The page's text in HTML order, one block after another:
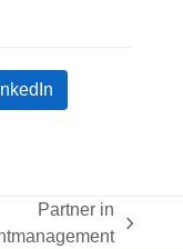
Partner in